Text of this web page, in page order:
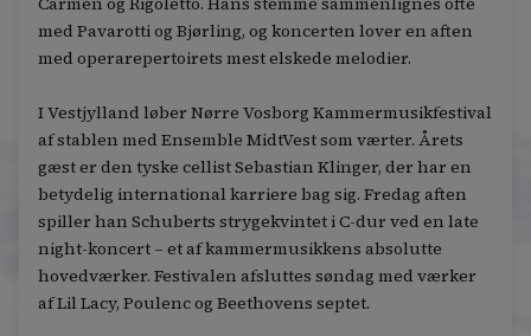
med Pavarotti og Bjørling, og koncerten lover en aften
med operarepertoirets mest elskede melodier.
I Vestjylland løber Nørre Vosborg Kammermusikfestival
af stablen med Ensemble MidtVest som værter. Årets
gæst er den tyske cellist Sebastian Klinger, der har en
betydelig international karriere bag sig. Fredag aften
spiller han Schuberts strygekvintet i C-dur ved en late
night-koncert – et af kammermusikkens absolutte
hovedværker. Festivalen afsluttes søndag med værker
af Lil Lacy, Poulenc og Beethovens septet.